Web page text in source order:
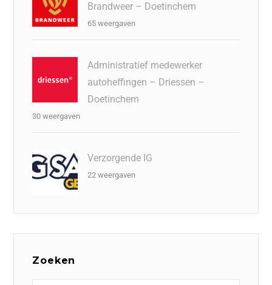
Brandweer – Doetinchem
65 weergaven
Administratief medewerker
autoheffingen – Driessen –
Doetinchem
30 weergaven
Verzorgende IG
22 weergaven
Zoeken